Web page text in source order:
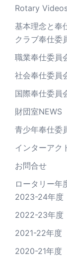
Rotary
基本理念と奉
クラブ奉仕委
職業奉仕委員
社会奉仕委員
国際奉仕委員
財団室NEWS
青少年奉仕委
インターアク
お問合せ
ロータリー年
2023-24年度
2022-23年度
2021-22年度
2020-21年度